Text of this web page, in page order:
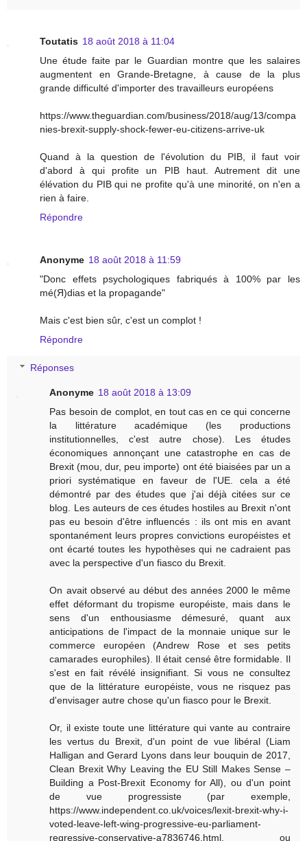
Toutatis 18 août 2018 à 11:04
Une étude faite par le Guardian montre que les salaires
augmentent en Grande-Bretagne, à cause de la plus
grande difficulté d'importer des travailleurs européens
https://www.theguardian.com/business/2018/aug/13/compa
nies-brexit-supply-shock-fewer-eu-citizens-arrive-uk
Quand à la question de l'évolution du PIB, il faut voir
d'abord à qui profite un PIB haut. Autrement dit une
élévation du PIB qui ne profite qu'à une minorité, on n'en a
rien à faire.
Répondre
Anonyme 18 août 2018 à 11:59
"Donc effets psychologiques fabriqués à 100% par les
mé(Я)dias et la propagande"
Mais c'est bien sûr, c'est un complot !
Répondre
Réponses
Anonyme 18 août 2018 à 13:09
Pas besoin de complot, en tout cas en ce qui concerne
la littérature académique (les productions
institutionnelles, c'est autre chose). Les études
économiques annonçant une catastrophe en cas de
Brexit (mou, dur, peu importe) ont été biaisées par un a
priori systématique en faveur de l'UE. cela a été
démontré par des études que j'ai déjà citées sur ce
blog. Les auteurs de ces études hostiles au Brexit n'ont
pas eu besoin d'être influencés : ils ont mis en avant
spontanément leurs propres convictions européistes et
ont écarté toutes les hypothèses qui ne cadraient pas
avec la perspective d'un fiasco du Brexit.
On avait observé au début des années 2000 le même
effet déformant du tropisme européiste, mais dans le
sens d'un enthousiasme démesuré, quant aux
anticipations de l'impact de la monnaie unique sur le
commerce européen (Andrew Rose et ses petits
camarades europhiles). Il était censé être formidable. Il
s'est en fait révélé insignifiant. Si vous ne consultez
que de la littérature européiste, vous ne risquez pas
d'envisager autre chose qu'un fiasco pour le Brexit.
Or, il existe toute une littérature qui vante au contraire
les vertus du Brexit, d'un point de vue libéral (Liam
Halligan and Gerard Lyons dans leur bouquin de 2017,
Clean Brexit Why Leaving the EU Still Makes Sense –
Building a Post-Brexit Economy for All), ou d'un point
de vue progressiste (par exemple,
https://www.independent.co.uk/voices/lexit-brexit-why-i-
voted-leave-left-wing-progressive-eu-parliament-
regressive-conservative-a7836746.html, ou